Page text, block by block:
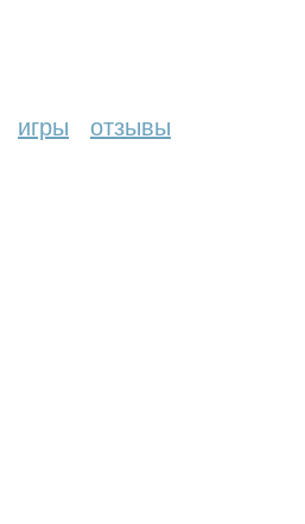
игры отзывы